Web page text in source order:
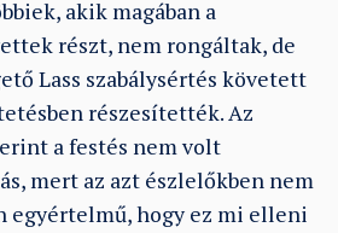
akik magában a
részt, nem rongáltak, de
Lass szabálysértés követett
részesítették. Az
a festés nem volt
mert az azt észlelőkben nem
egyértelmű, hogy ez mi elleni